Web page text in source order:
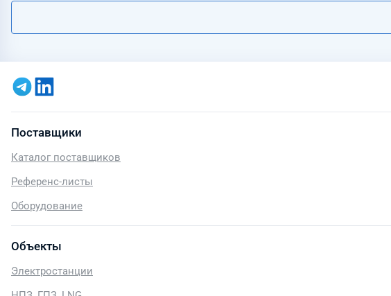
Поставщики
Каталог поставщиков
Референс-листы
Оборудование
Объекты
Электростанции